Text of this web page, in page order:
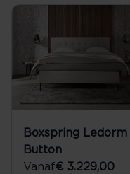
Boxspring Ledorm
Button
Vanaf€ 3.229,00